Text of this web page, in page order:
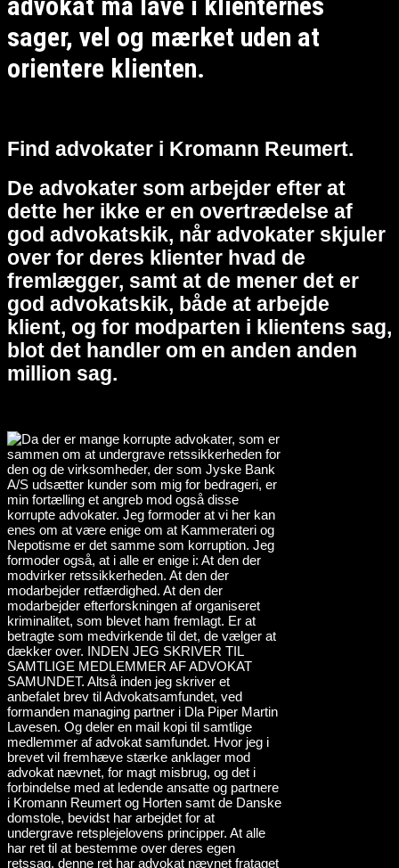
sager, vel og mærket uden at
orientere klienten.
Find advokater i Kromann Reumert.
De advokater som arbejder efter at
dette her ikke er en overtrædelse af
god advokatskik, når advokater skjuler
over for deres klienter hvad de
fremlægger, samt at de mener det er
god advokatskik, både at arbejde
klient, og for modparten i klientens sag,
blot det handler om en anden anden
million sag.